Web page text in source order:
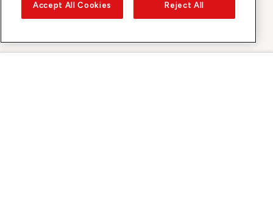
Accept All Cookies Reject All